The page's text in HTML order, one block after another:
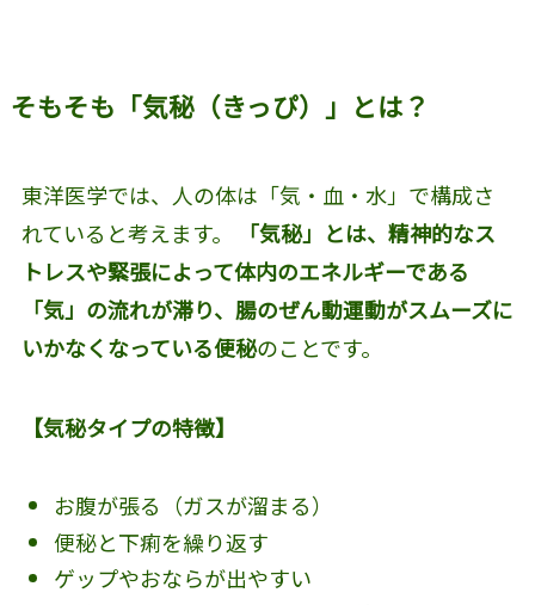
そもそも「気秘（きっぴ）」とは？
東洋医学では、人の体は「気・血・水」で構成さ
れていると考えます。
「気秘」とは、精神的なス
トレスや緊張によって体内のエネルギーである
「気」の流れが滞り、腸のぜん動運動がスムーズに
いかなくなっている便秘のことです。
【気秘タイプの特徴】
お腹が張る（ガスが溜まる）
便秘と下痢を繰り返す
ゲップやおならが出やすい